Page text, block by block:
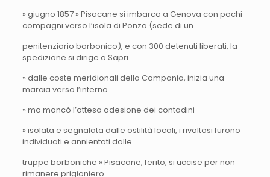
» giugno 1857 » Pisacane si imbarca a Genova con pochi
compagni verso l’isola di Ponza (sede di un
penitenziario borbonico), e con 300 detenuti liberati, la
spedizione si dirige a Sapri
» dalle coste meridionali della Campania, inizia una
marcia verso l’interno
» ma mancò l’attesa adesione dei contadini
» isolata e segnalata dalle ostilità locali, i rivoltosi furono
individuati e annientati dalle
truppe borboniche » Pisacane, ferito, si uccise per non
rimanere prigioniero